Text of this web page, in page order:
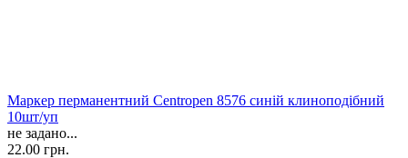
Маркер перманентний Centropen 8576 синій клиноподібний
10шт/уп
не задано...
22.00 грн.